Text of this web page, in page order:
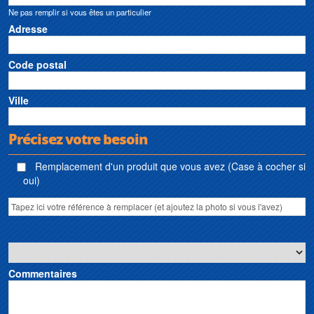
Ne pas remplir si vous êtes un particulier
Adresse
Code postal
Ville
Précisez votre besoin
Remplacement d'un produit que vous avez (Case à cocher si
oui)
Commentaires